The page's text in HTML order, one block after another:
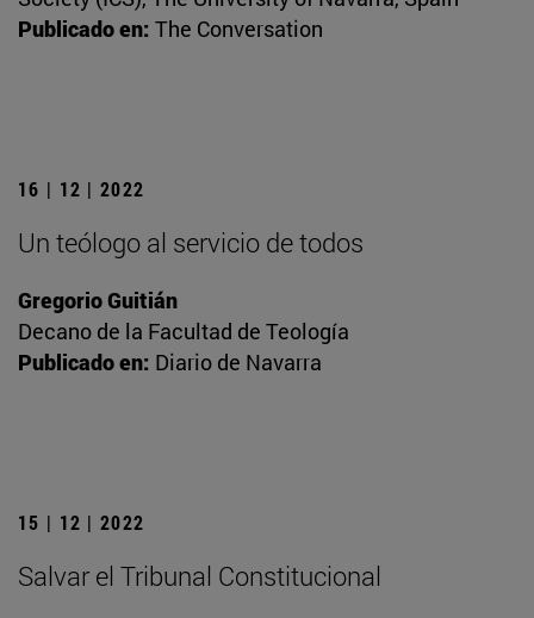
Publicado en: The Conversation
16 | 12 | 2022
Un teólogo al servicio de todos
Gregorio Guitián
Decano de la Facultad de Teología
Publicado en: Diario de Navarra
15 | 12 | 2022
Salvar el Tribunal Constitucional